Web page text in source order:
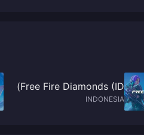
Free Fire Diamonds (ID)
INDONESIA